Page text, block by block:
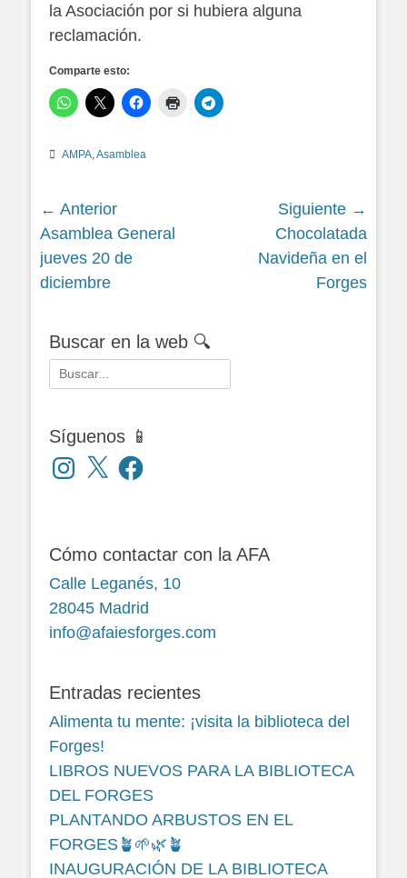
la Asociación por si hubiera alguna
reclamación.
Comparte esto:
Categorías
AMPA,Asamblea
Navegación
de
entradas
← Anterior
Siguiente
entrada:
Asamblea General
jueves 20 de
diciembre
Siguiente →
entrada:
Chocolatada
Navideña en el
Forges
Buscar en la web 🔍
Buscar:
Síguenos 📱
Instagram
X Facebook
Cómo contactar con la AFA
Calle Leganés, 10
28045 Madrid
info@afaiesforges.com
Entradas recientes
Alimenta tu mente: ¡visita la biblioteca del
Forges!
LIBROS NUEVOS PARA LA BIBLIOTECA
DEL FORGES
PLANTANDO ARBUSTOS EN EL
FORGES🪴🌱🌿🪴
INAUGURACIÓN DE LA BIBLIOTECA